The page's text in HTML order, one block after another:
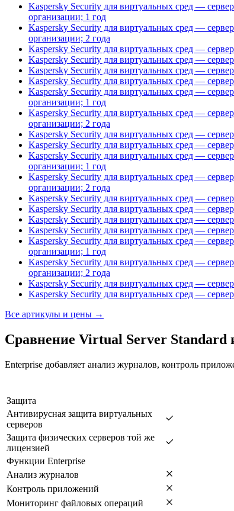
Kaspersky Security для виртуальных сред —
организации; 1 год
Kaspersky Security для виртуальных сред —
организации; 2 года
Kaspersky Security для виртуальных сред —
Kaspersky Security для виртуальных сред —
Kaspersky Security для виртуальных сред —
Kaspersky Security для виртуальных сред —
Kaspersky Security для виртуальных сред —
организации; 1 год
Kaspersky Security для виртуальных сред —
организации; 2 года
Kaspersky Security для виртуальных сред —
Kaspersky Security для виртуальных сред —
Kaspersky Security для виртуальных сред —
организации; 1 год
Kaspersky Security для виртуальных сред —
организации; 2 года
Kaspersky Security для виртуальных сред —
Kaspersky Security для виртуальных сред —
Kaspersky Security для виртуальных сред —
Kaspersky Security для виртуальных сред —
Kaspersky Security для виртуальных сред —
организации; 1 год
Kaspersky Security для виртуальных сред —
организации; 2 года
Kaspersky Security для виртуальных сред —
Kaspersky Security для виртуальных сред —
Все артикулы и цены →
Сравнение Virtual Server Standard
Enterprise добавляет анализ журналов, контроль
Защита
Антивирусная защита виртуальных
серверов
Защита физических серверов той же
лицензией
Функции Enterprise
Анализ журналов
Контроль приложений
Мониторинг файловых операций